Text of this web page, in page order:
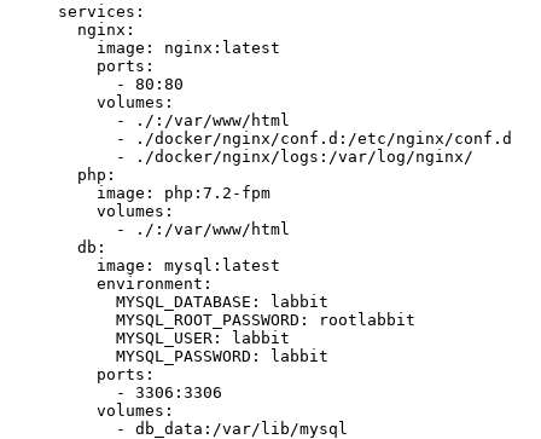
services:
  nginx:
    image: nginx:latest
    ports:
      - 80:80
    volumes:
      - ./:/var/www/html
      - ./docker/nginx/conf.d:/etc/nginx/conf.d
      - ./docker/nginx/logs:/var/log/nginx/
  php:
    image: php:7.2-fpm
    volumes:
      - ./:/var/www/html
  db:
    image: mysql:latest
    environment:
      MYSQL_DATABASE: labbit
      MYSQL_ROOT_PASSWORD: rootlabbit
      MYSQL_USER: labbit
      MYSQL_PASSWORD: labbit
    ports:
      - 3306:3306
    volumes:
      - db_data:/var/lib/mysql